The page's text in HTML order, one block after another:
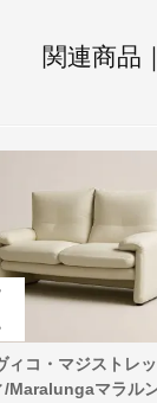
関連商品
ィコ・マジストレ
/Maralungaマラル